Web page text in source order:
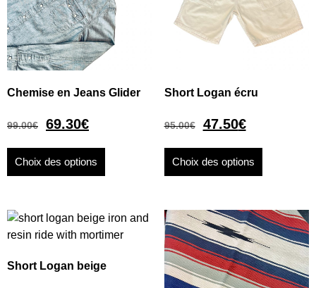
Chemise en Jeans Glider
99.00€ 69.30€
Choix des options
Short Logan écru
95.00€ 47.50€
Choix des options
Short Logan beige